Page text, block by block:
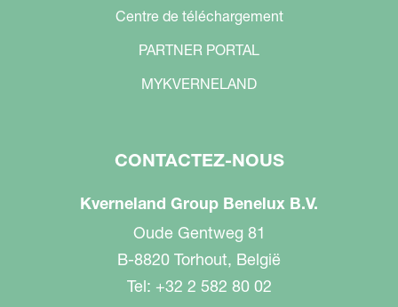
Centre de téléchargement
PARTNER PORTAL
MYKVERNELAND
CONTACTEZ-NOUS
Kverneland Group Benelux B.V.
Oude Gentweg 81
B-8820 Torhout, België
Tel: +32 2 582 80 02